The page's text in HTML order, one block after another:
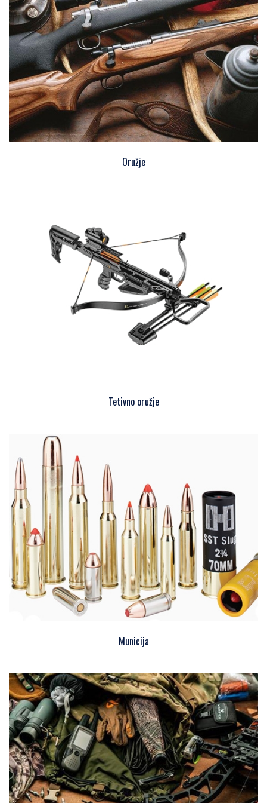
Oružje
Tetivno oružje
Municija